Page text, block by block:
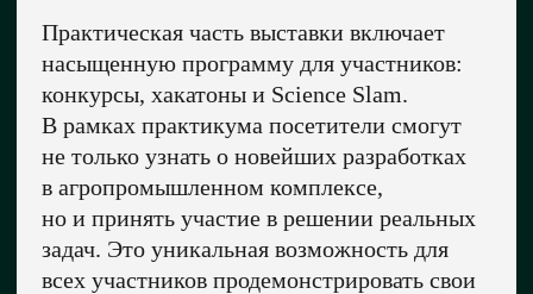
Практическая часть выставки включает
насыщенную программу для участников:
конкурсы, хакатоны и Science Slam.
В рамках практикума посетители смогут
не только узнать о новейших разработках
в агропромышленном комплексе,
но и принять участие в решении реальных
задач. Это уникальная возможность для
всех участников продемонстрировать свои
12 000+
посетителей
300+
компаний